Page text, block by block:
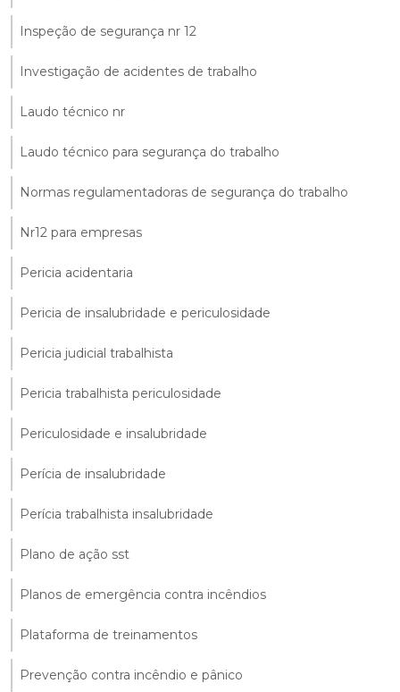
Inspeção de segurança nr 12
Investigação de acidentes de trabalho
Laudo técnico nr
Laudo técnico para segurança do trabalho
Normas regulamentadoras de segurança do trabalho
Nr12 para empresas
Pericia acidentaria
Pericia de insalubridade e periculosidade
Pericia judicial trabalhista
Pericia trabalhista periculosidade
Periculosidade e insalubridade
Perícia de insalubridade
Perícia trabalhista insalubridade
Plano de ação sst
Planos de emergência contra incêndios
Plataforma de treinamentos
Prevenção contra incêndio e pânico